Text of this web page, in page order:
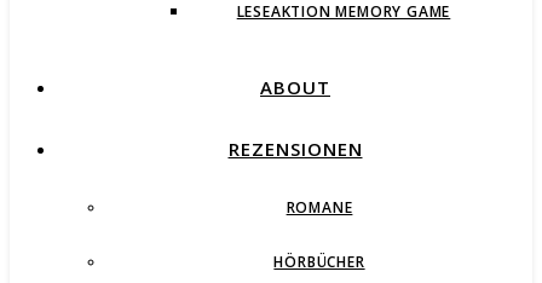
LESEAKTION MEMORY GAME
ABOUT
REZENSIONEN
ROMANE
HÖRBÜCHER